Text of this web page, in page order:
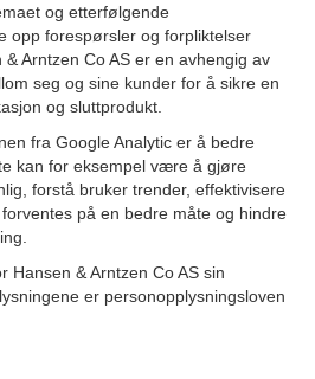
og etterfølgende
opp forespørsler og forpliktelser
Arntzen Co AS er en avhengig av
seg og sine kunder for å sikre en
og sluttprodukt.
fra Google Analytic er å bedre
kan for eksempel være å gjøre
forstå bruker trender, effektivisere
på en bedre måte og hindre
Hansen & Arntzen Co AS sin
er personopplysningsloven